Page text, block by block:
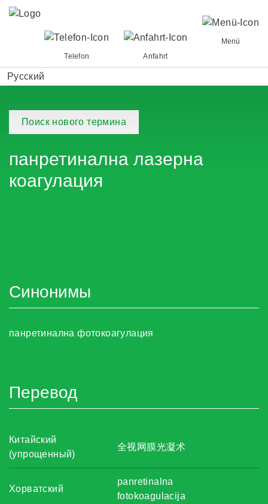
Menü
Telefon
Anfahrt
Русский
Поиск нового термина
панретинална лазерна
коагулация
Синонимы
панретинална фотокоагулация
Перевод
Китайский
(упрощенный)
全视网膜光凝术
Хорватский
panretinalna
fotokoagulacija